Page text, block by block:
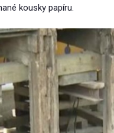
kousky papíru.